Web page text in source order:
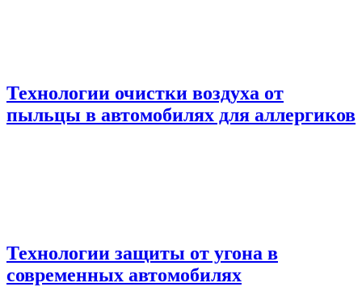
Технологии очистки воздуха от
пыльцы в автомобилях для аллергиков
Технологии защиты от угона в
современных автомобилях